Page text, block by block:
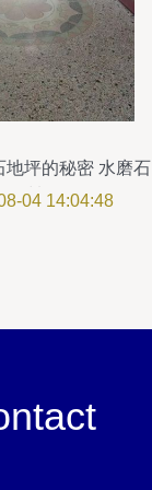
坪的秘密 水磨石
材料的研发
04 14:04:48